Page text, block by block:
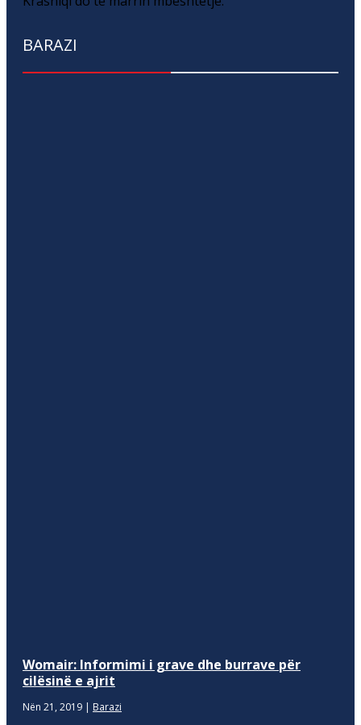
BARAZI
Womair: Informimi i grave dhe burrave për
cilësinë e ajrit
Nën 21, 2019 | Barazi